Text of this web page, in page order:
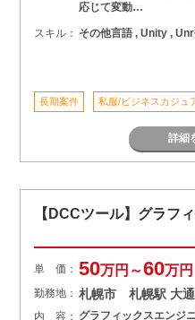
応じて変動…
スキル： その他言語 , Unity ,
長期案件 私服/ビジネスカジュ
詳細
【DCCツール】グラフ
単 価： 50万円～60万円
勤務地： 札幌市 札幌駅 大
内 容： グラフィックスエンジ